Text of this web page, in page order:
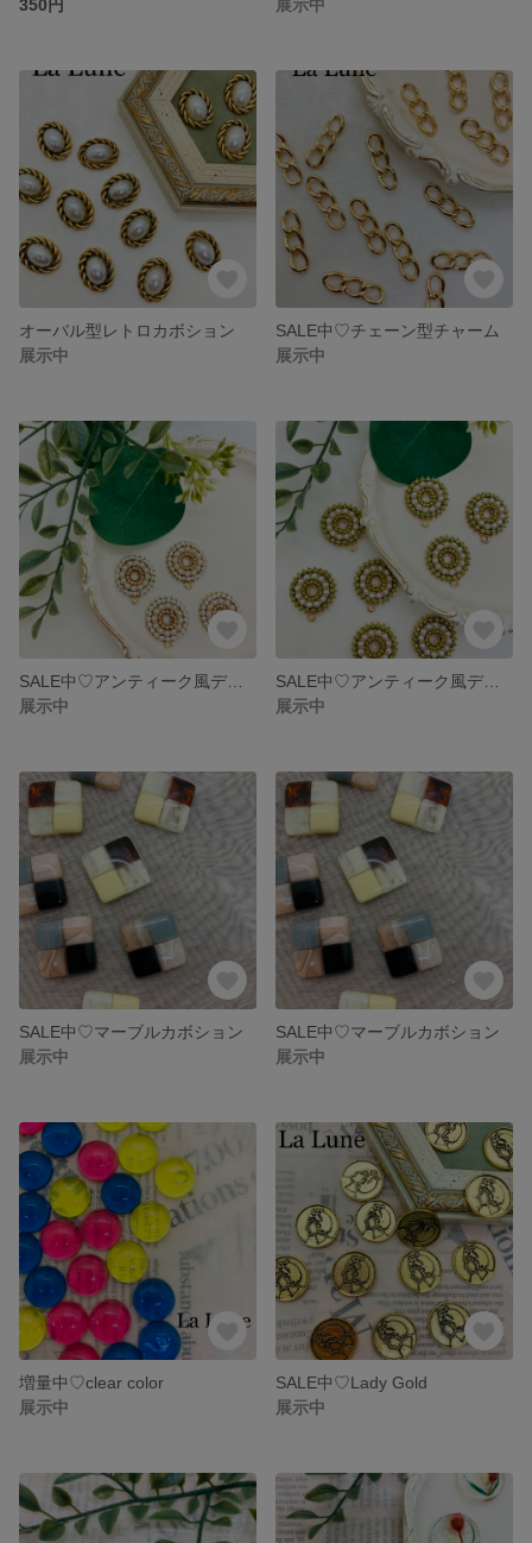
350円
展示中
オーバル型レトロカボション
展示中
SALE中♡チェーン型チャーム
展示中
展示中
展示中
SALE中♡マーブルカボション
展示中
SALE中♡マーブルカボション
展示中
増量中♡clear color
展示中
SALE中♡Lady Gold
展示中